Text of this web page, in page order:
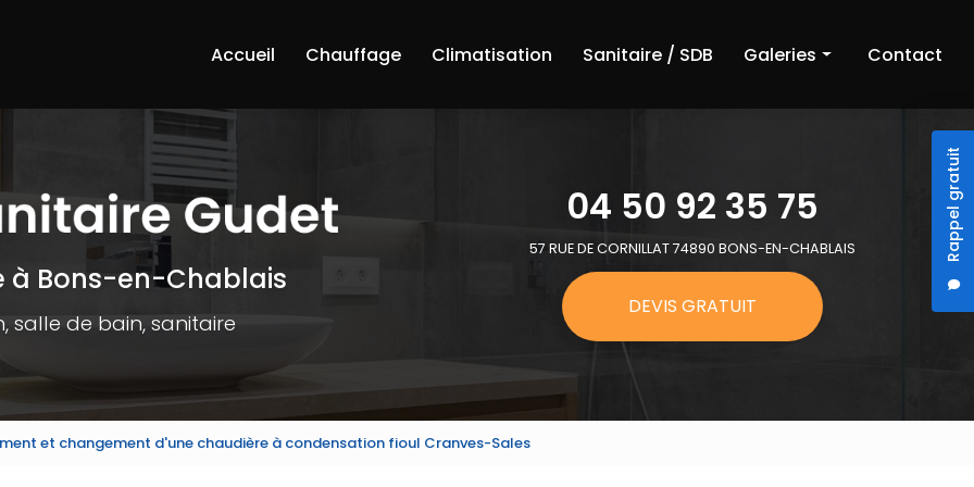
Rappel gratuit
Accueil
Chauffage Climatisation Sanitaire / SDB Galeries
Sanitaire et salle de bain
Contact
à Bons-en-Chablais
salle de bain, sanitaire
04 50 92 35 75
57 RUE DE CORNILLAT 74890 BONS-EN-CHABLAIS
DEVIS GRATUIT
et changement d'une chaudière à condensation fioul Cranves-Sales